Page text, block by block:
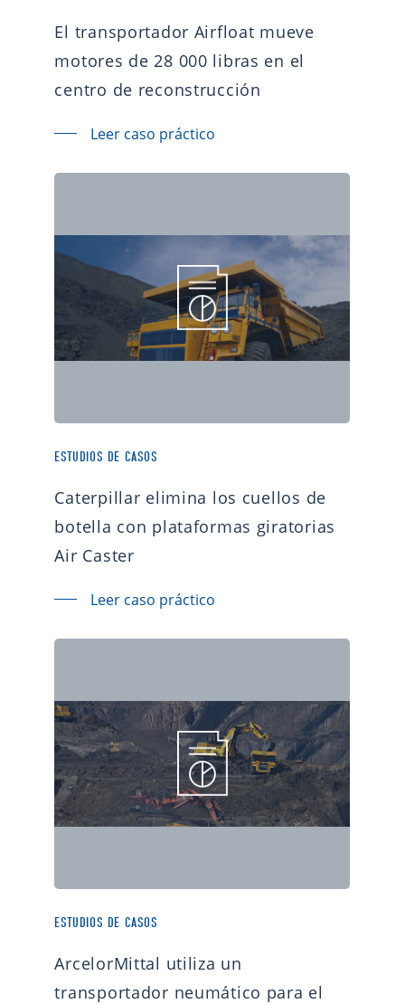
El transportador Airfloat mueve
motores de 28 000 libras en el
centro de reconstrucción
Leer caso práctico
ESTUDIOS DE CASOS
Caterpillar elimina los cuellos de
botella con plataformas giratorias
Air Caster
Leer caso práctico
ESTUDIOS DE CASOS
ArcelorMittal utiliza un
transportador neumático para el